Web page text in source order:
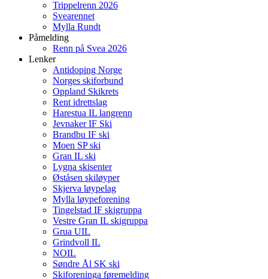
Trippelrenn 2026
Svearennet
Mylla Rundt
Påmelding
Renn på Svea 2026
Lenker
Antidoping Norge
Norges skiforbund
Oppland Skikrets
Rent idrettslag
Harestua IL langrenn
Jevnaker IF Ski
Brandbu IF ski
Moen SP ski
Gran IL ski
Lygna skisenter
Øståsen skiløyper
Skjerva løypelag
Mylla løypeforening
Tingelstad IF skigruppa
Vestre Gran IL skigruppa
Grua UIL
Grindvoll IL
NOIL
Søndre Ål SK ski
Skiforeninga føremelding